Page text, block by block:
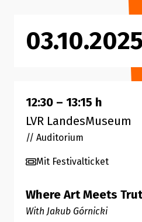
03.10.2025
12:30 – 13:15 h
LVR LandesMuseum
// Auditorium
Mit Festivalticket
Where Art Meets
With Jakub Górnicki